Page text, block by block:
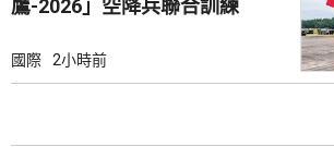
鷹-2026」空降兵聯合訓練
國際 2小時前